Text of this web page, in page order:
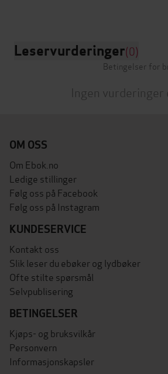
Leservurderinger(0)
Betingelser for
Ingen vurderinger
OM OSS
Om Ebok.no
Ledige stillinger
Følg oss på Facebook
Følg oss på Instagram
KUNDESERVICE
Kontakt oss
Slik leser du ebøker og lydbøker
Ofte stilte spørsmål
Selvpublisering
BETINGELSER
Kjøps- og bruksvilkår
Personvern
Informasjonskapsler